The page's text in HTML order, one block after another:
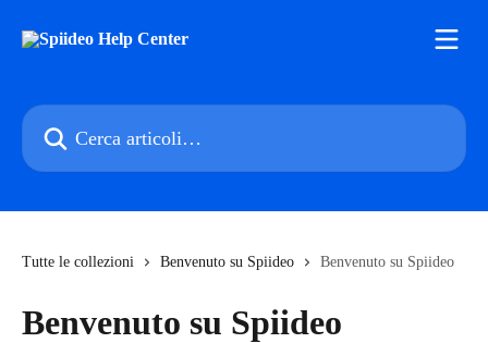
Cerca articoli…
Tutte le collezioni Benvenuto su Spiideo Benvenuto su Spiideo
Benvenuto su Spiideo